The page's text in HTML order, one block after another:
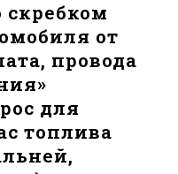
скребком
от
провода
для
топлива